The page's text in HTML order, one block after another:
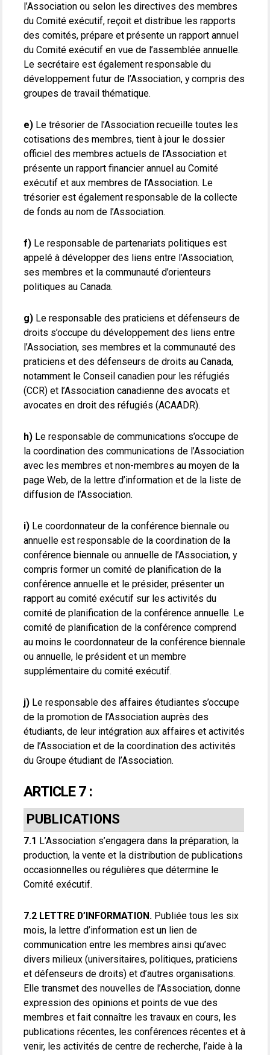
l’Association ou selon les directives des membres
du Comité exécutif, reçoit et distribue les rapports
des comités, prépare et présente un rapport annuel
du Comité exécutif en vue de l’assemblée annuelle.
Le secrétaire est également responsable du
développement futur de l’Association, y compris des
groupes de travail thématique.
e) Le trésorier de l’Association recueille toutes les
cotisations des membres, tient à jour le dossier
officiel des membres actuels de l’Association et
présente un rapport financier annuel au Comité
exécutif et aux membres de l’Association. Le
trésorier est également responsable de la collecte
de fonds au nom de l’Association.
f) Le responsable de partenariats politiques est
appelé à développer des liens entre l’Association,
ses membres et la communauté d’orienteurs
politiques au Canada.
g) Le responsable des praticiens et défenseurs de
droits s’occupe du développement des liens entre
l’Association, ses membres et la communauté des
praticiens et des défenseurs de droits au Canada,
notamment le Conseil canadien pour les réfugiés
(CCR) et l’Association canadienne des avocats et
avocates en droit des réfugiés (ACAADR).
h) Le responsable de communications s’occupe de
la coordination des communications de l’Association
avec les membres et non-membres au moyen de la
page Web, de la lettre d’information et de la liste de
diffusion de l’Association.
i) Le coordonnateur de la conférence biennale ou
annuelle est responsable de la coordination de la
conférence biennale ou annuelle de l’Association, y
compris former un comité de planification de la
conférence annuelle et le présider, présenter un
rapport au comité exécutif sur les activités du
comité de planification de la conférence annuelle. Le
comité de planification de la conférence comprend
au moins le coordonnateur de la conférence biennale
ou annuelle, le président et un membre
supplémentaire du comité exécutif.
j) Le responsable des affaires étudiantes s’occupe
de la promotion de l’Association auprès des
étudiants, de leur intégration aux affaires et activités
de l’Association et de la coordination des activités
du Groupe étudiant de l’Association.
ARTICLE 7 :
PUBLICATIONS
7.1 L’Association s’engagera dans la préparation, la
production, la vente et la distribution de publications
occasionnelles ou régulières que détermine le
Comité exécutif.
7.2 LETTRE D’INFORMATION. Publiée tous les six
mois, la lettre d’information est un lien de
communication entre les membres ainsi qu’avec
divers milieux (universitaires, politiques, praticiens
et défenseurs de droits) et d’autres organisations.
Elle transmet des nouvelles de l’Association, donne
expression des opinions et points de vue des
membres et fait connaître les travaux en cours, les
publications récentes, les conférences récentes et à
venir, les activités de centre de recherche, l’aide à la